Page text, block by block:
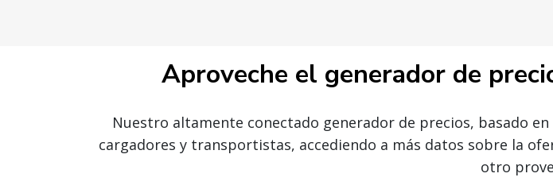
Aproveche el generador de
Nuestro altamente conectado generador de precios, basado
cargadores y transportistas, accediendo a más datos sobre la
otro